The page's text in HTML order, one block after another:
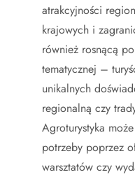
atrakcyjności
krajowych i
również rosnącą
tematycznej –
unikalnych
regionalną czy
Agroturystyka
potrzeby poprzez
warsztatów czy